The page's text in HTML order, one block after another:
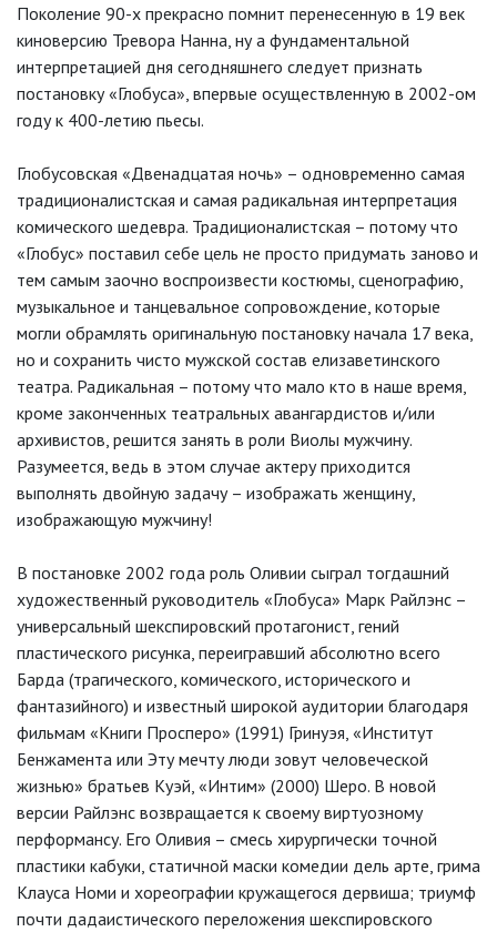
Поколение 90-х прекрасно помнит перенесенную в 19 век
киноверсию Тревора Нанна, ну а фундаментальной
интерпретацией дня сегодняшнего следует признать
постановку «Глобуса», впервые осуществленную в 2002-ом
году к 400-летию пьесы.
Глобусовская «Двенадцатая ночь» – одновременно самая
традиционалистская и самая радикальная интерпретация
комического шедевра. Традиционалистская – потому что
«Глобус» поставил себе цель не просто придумать заново и
тем самым заочно воспроизвести костюмы, сценографию,
музыкальное и танцевальное сопровождение, которые
могли обрамлять оригинальную постановку начала 17 века,
но и сохранить чисто мужской состав елизаветинского
театра. Радикальная – потому что мало кто в наше время,
кроме законченных театральных авангардистов и/или
архивистов, решится занять в роли Виолы мужчину.
Разумеется, ведь в этом случае актеру приходится
выполнять двойную задачу – изображать женщину,
изображающую мужчину!
В постановке 2002 года роль Оливии сыграл тогдашний
художественный руководитель «Глобуса» Марк Райлэнс –
универсальный шекспировский протагонист, гений
пластического рисунка, переигравший абсолютно всего
Барда (трагического, комического, исторического и
фантазийного) и известный широкой аудитории благодаря
фильмам «Книги Просперо» (1991) Гринуэя, «Институт
Бенжамента или Эту мечту люди зовут человеческой
жизнью» братьев Куэй, «Интим» (2000) Шеро. В новой
версии Райлэнс возвращается к своему виртуозному
перформансу. Его Оливия – смесь хирургически точной
пластики кабуки, статичной маски комедии дель арте, грима
Клауса Номи и хореографии кружащегося дервиша; триумф
почти дадаистического переложения шекспировского